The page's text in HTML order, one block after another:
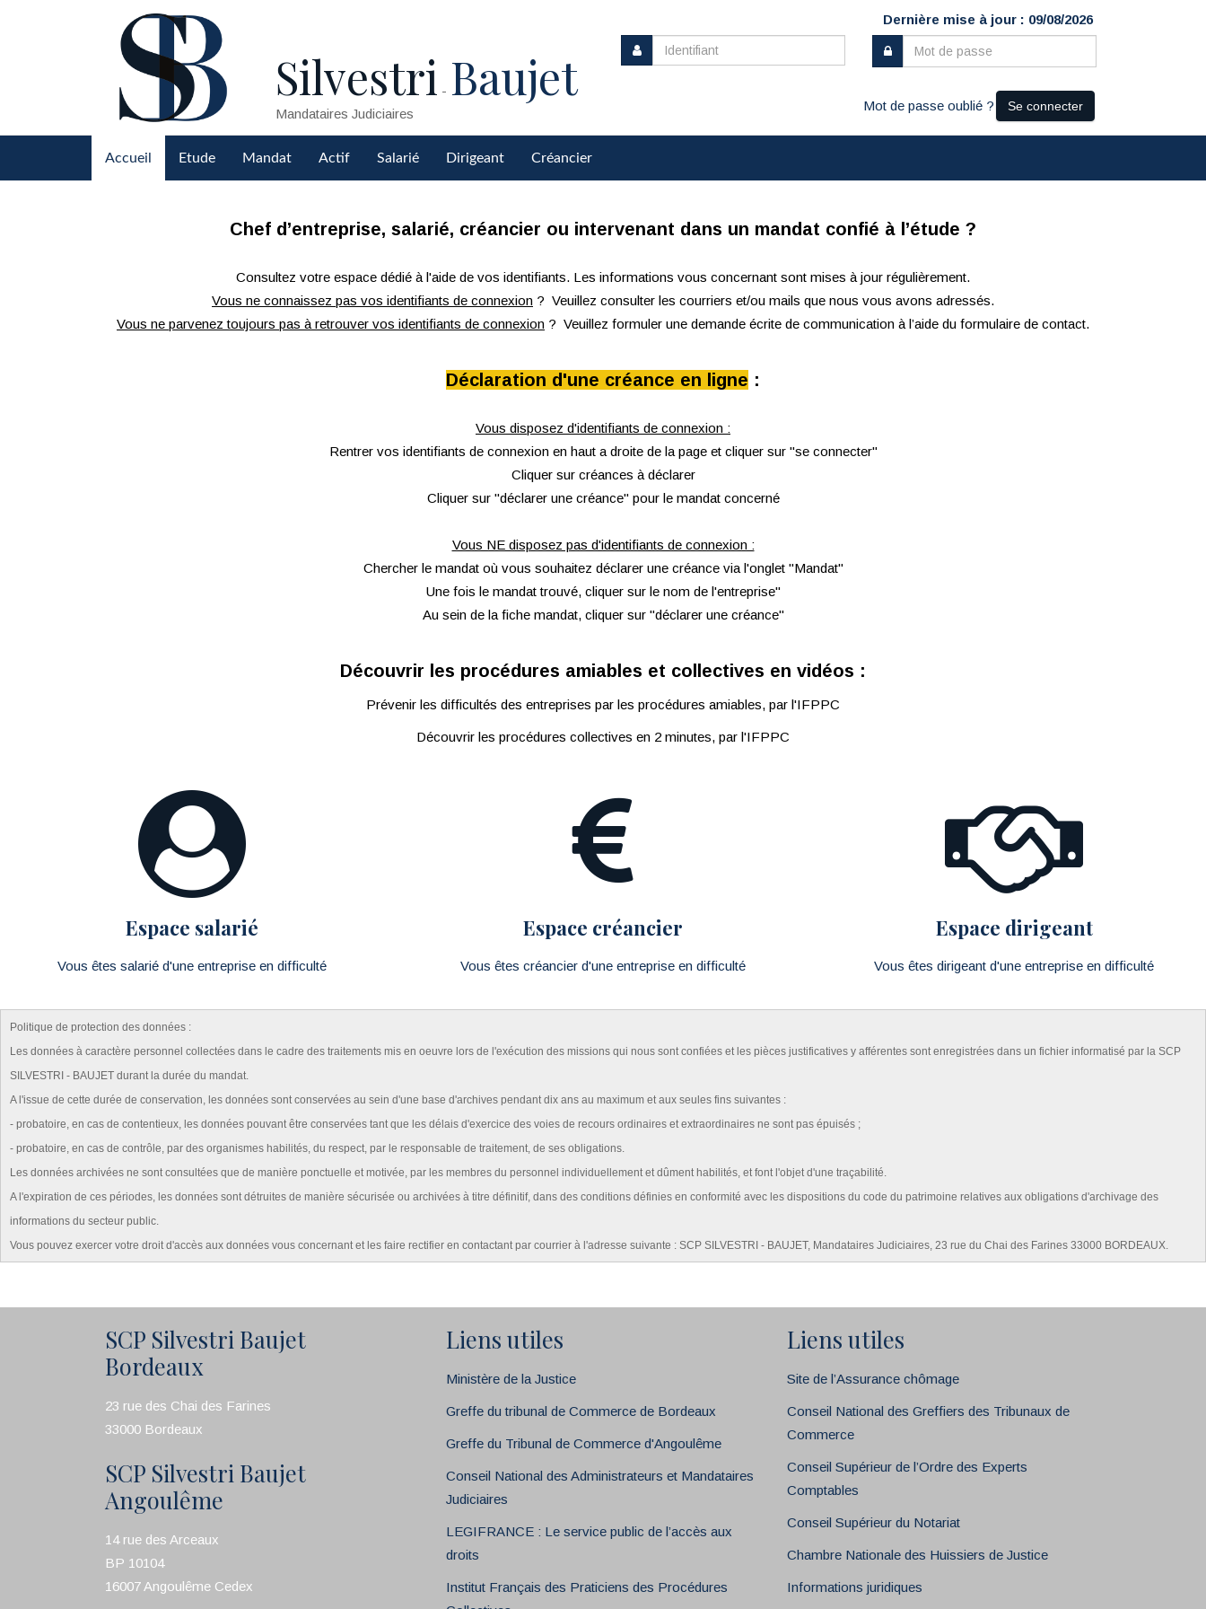
Silvestri - Baujet
Mandataires Judiciaires
Dernière mise à jour : 09/08/2026
Mot de passe oublié ? Se connecter
Accueil Etude Mandat Actif Salarié Dirigeant Créancier
Chef d’entreprise, salarié, créancier ou intervenant dans un mandat confié à l’étude ?
Consultez votre espace dédié à l'aide de vos identifiants. Les informations vous concernant sont mises à jour régulièrement.
Vous ne connaissez pas vos identifiants de connexion ? Veuillez consulter les courriers et/ou mails que nous vous avons adressés.
Vous ne parvenez toujours pas à retrouver vos identifiants de connexion ? Veuillez formuler une demande écrite de communication à l’aide du formulaire de contact.
Déclaration d'une créance en ligne :
Vous disposez d'identifiants de connexion :
Rentrer vos identifiants de connexion en haut a droite de la page et cliquer sur "se connecter"
Cliquer sur créances à déclarer
Cliquer sur "déclarer une créance" pour le mandat concerné
Vous NE disposez pas d'identifiants de connexion :
Chercher le mandat où vous souhaitez déclarer une créance via l'onglet "Mandat"
Une fois le mandat trouvé, cliquer sur le nom de l'entreprise"
Au sein de la fiche mandat, cliquer sur "déclarer une créance"
Découvrir les procédures amiables et collectives en vidéos :
Prévenir les difficultés des entreprises par les procédures amiables, par l'IFPPC
Découvrir les procédures collectives en 2 minutes, par l'IFPPC
Espace salarié
Vous êtes salarié d'une entreprise en difficulté
Espace créancier
Vous êtes créancier d'une entreprise en difficulté
Espace dirigeant
Vous êtes dirigeant d'une entreprise en difficulté
Politique de protection des données :
Les données à caractère personnel collectées dans le cadre des traitements mis en oeuvre lors de l'exécution des missions qui nous sont confiées et les pièces justificatives y afférentes sont enregistrées dans un fichier informatisé par la SCP
SILVESTRI - BAUJET durant la durée du mandat.
A l'issue de cette durée de conservation, les données sont conservées au sein d'une base d'archives pendant dix ans au maximum et aux seules fins suivantes :
- probatoire, en cas de contentieux, les données pouvant être conservées tant que les délais d'exercice des voies de recours ordinaires et extraordinaires ne sont pas épuisés ;
- probatoire, en cas de contrôle, par des organismes habilités, du respect, par le responsable de traitement, de ses obligations.
Les données archivées ne sont consultées que de manière ponctuelle et motivée, par les membres du personnel individuellement et dûment habilités, et font l'objet d'une traçabilité.
A l'expiration de ces périodes, les données sont détruites de manière sécurisée ou archivées à titre définitif, dans des conditions définies en conformité avec les dispositions du code du patrimoine relatives aux obligations d'archivage des
informations du secteur public.
Vous pouvez exercer votre droit d'accès aux données vous concernant et les faire rectifier en contactant par courrier à l'adresse suivante : SCP SILVESTRI - BAUJET, Mandataires Judiciaires, 23 rue du Chai des Farines 33000 BORDEAUX.
SCP Silvestri Baujet
Bordeaux
23 rue des Chai des Farines
33000 Bordeaux
SCP Silvestri Baujet
Angoulême
14 rue des Arceaux
BP 10104
16007 Angoulême Cedex
Liens utiles
Ministère de la Justice
Greffe du tribunal de Commerce de Bordeaux
Greffe du Tribunal de Commerce d'Angoulême
Conseil National des Administrateurs et Mandataires
Judiciaires
LEGIFRANCE : Le service public de l’accès aux
droits
Institut Français des Praticiens des Procédures
Liens utiles
Site de l’Assurance chômage
Conseil National des Greffiers des Tribunaux de
Commerce
Conseil Supérieur de l’Ordre des Experts
Comptables
Conseil Supérieur du Notariat
Chambre Nationale des Huissiers de Justice
Informations juridiques